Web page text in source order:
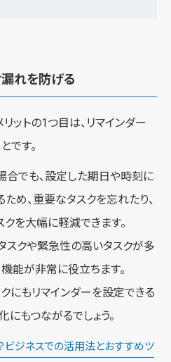
れを防げる
ットの1つ目は、リマインダー
です。
合でも、設定した期日や時刻に
め、重要なタスクを忘れたり、
を大幅に軽減できます。
スクや緊急性の高いタスクが多
能が非常に役立ちます。
にもリマインダーを設定できる
もつながるでしょう。
ビジネスでの活用法とおすすめツ